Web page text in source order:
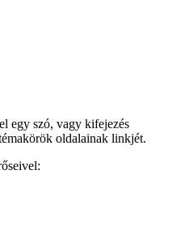
egy szó, vagy kifejezés
oldalainak linkjét.